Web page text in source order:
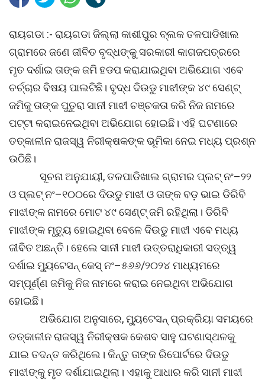
ରାୟଗଡା :- ରାୟଗଡା ଜିଲ୍ଲା କାଶୀପୁର ବ୍ଲକ ତଳପାଡିଖାଲ
ଗ୍ରାମରେ ଜଣେ ଜୀବିତ ବୃଦ୍ଧଙ୍କୁ ସରକାରୀ କାଗଜପତ୍ରରେ
ମୃତ ଦର୍ଶାଇ ତାଙ୍କ ଜମି ହଡପ କରାଯାଇଥିବା ଅଭିଯୋଗ ଏବେ
ଚର୍ଚ୍ଚାର ବିଷୟ ପାଲଟିଛି। ବୃଦ୍ଧ ଦିଉଡୁ ମାଝୀଙ୍କ ୪୯ ସେଣ୍ଟ୍
ଜମିକୁ ତାଙ୍କ ପୁତୁରା ସାନୀ ମାଝୀ ଚଞ୍ଚକତା କରି ନିଜ ନାମରେ
ପଟ୍ଟା କରାଇନେଇଥିବା ଅଭିଯୋଗ ହୋଇଛି। ଏହି ଘଟଣାରେ
ତତ୍କାଳୀନ ରାଜସ୍ୱ ନିରୀକ୍ଷକଙ୍କ ଭୂମିକା ନେଇ ମଧ୍ୟ ପ୍ରଶ୍ନ
ଉଠିଛି।
ସୂଚନା ଅନୁଯାୟୀ, ତଳପାଡିଖାଲ ଗ୍ରାମର ପ୍ଲଟ୍ ନଂ–୨୨
ଓ ପ୍ଲଟ୍ ନଂ–୧୦୦ରେ ଦିଉଡୁ ମାଝୀ ଓ ତାଙ୍କ ବଡ଼ ଭାଇ ଡିରିବି
ମାଝୀଙ୍କ ନାମରେ ମୋଟ ୪୯ ସେଣ୍ଟ୍ ଜମି ରହିଥିଲା। ଡିରିବି
ମାଝୀଙ୍କ ମୃତ୍ୟୁ ହୋଇଥିବା ବେଳେ ଦିଉଡୁ ମାଝୀ ଏବେ ମଧ୍ୟ
ଜୀବିତ ଅଛନ୍ତି। ହେଲେ ସାନୀ ମାଝୀ ଉତ୍ତରାଧିକାରୀ ସତ୍ତ୍ୱ
ଦର୍ଶାଇ ମ୍ୟୁଟେସନ୍ କେସ୍ ନଂ–୫୬୬/୨୦୨୪ ମାଧ୍ୟମରେ
ସମ୍ପୂର୍ଣ୍ଣ ଜମିକୁ ନିଜ ନାମରେ କରାଇ ନେଇଥିବା ଅଭିଯୋଗ
ହୋଇଛି।
ଅଭିଯୋଗ ଅନୁସାରେ, ମ୍ୟୁଟେସନ୍ ପ୍ରକ୍ରିୟା ସମୟରେ
ତତ୍କାଳୀନ ରାଜସ୍ୱ ନିରୀକ୍ଷକ କେଶବ ସାହୁ ଘଟଣାସ୍ଥଳକୁ
ଯାଇ ତଦନ୍ତ କରିଥିଲେ। କିନ୍ତୁ ତାଙ୍କ ରିପୋର୍ଟରେ ଦିଉଡୁ
ମାଝୀଙ୍କୁ ମୃତ ଦର୍ଶାଯାଇଥିଲା। ଏହାକୁ ଆଧାର କରି ସାନୀ ମାଝୀ